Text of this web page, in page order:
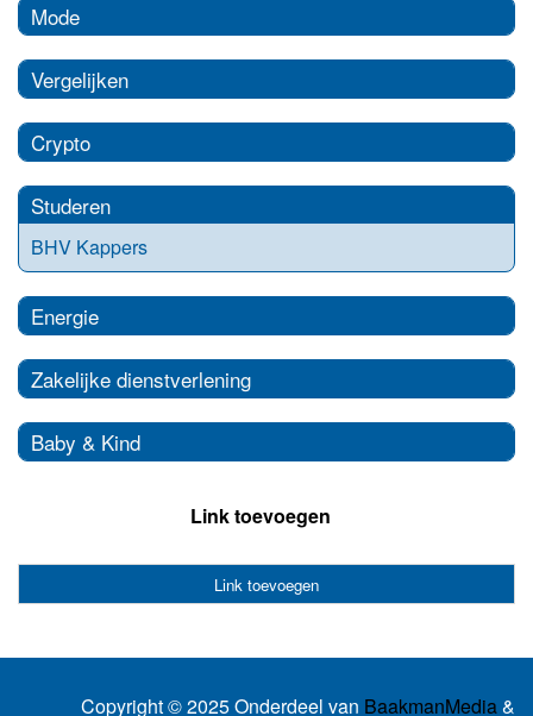
Mode
Vergelijken
Crypto
Studeren
BHV Kappers
Energie
Zakelijke dienstverlening
Baby & Kind
Link toevoegen
Link toevoegen
Copyright © 2025 Onderdeel van BaakmanMedia&